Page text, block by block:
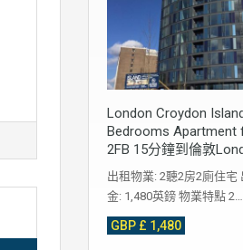
London Croydon
Bedrooms Apartment
2FB 15分鐘到倫敦
出租物業: 2聽2房2廁住宅
金: 1,480英鎊 物業特點 2…
GBP £ 1,480